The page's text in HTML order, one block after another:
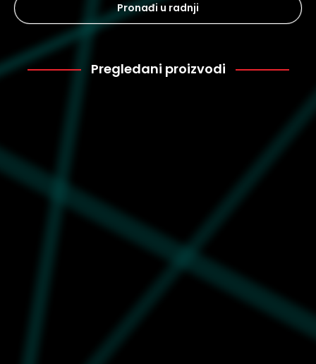
Pronađi u radnji
Pregledani proizvodi
Ženske čizme Ugg Ashton